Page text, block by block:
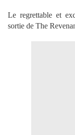
Le regrettable et
sortie de The